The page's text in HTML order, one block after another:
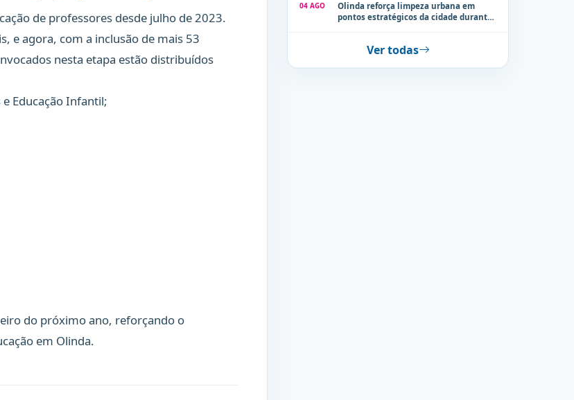
de professores desde julho de 2023.
e agora, com a inclusão de mais 53
nesta etapa estão distribuídos
Educação Infantil;
do próximo ano, reforçando o
em Olinda.
04 AGO
Olinda reforça limpeza urbana em
pontos estratégicos da cidade durante
Ver todas